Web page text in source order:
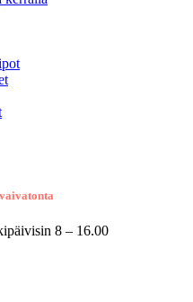
vaivatonta
8 – 16.00